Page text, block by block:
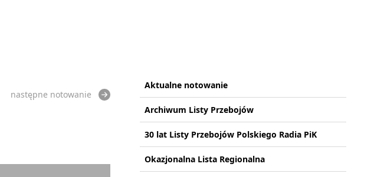
następne notowanie
Aktualne notowanie
Archiwum Listy Przebojów
30 lat Listy Przebojów Polskiego Radia PiK
Okazjonalna Lista Regionalna